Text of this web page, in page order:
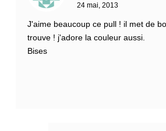
24 mai, 2013
J'aime beaucoup ce pull ! il met de
trouve ! j'adore la couleur aussi.
Bises